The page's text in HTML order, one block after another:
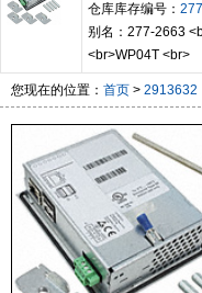
仓库库存编号：
别名：277-2663
<br>WP04T <br>
您现在的位置： 首页 > 2913632